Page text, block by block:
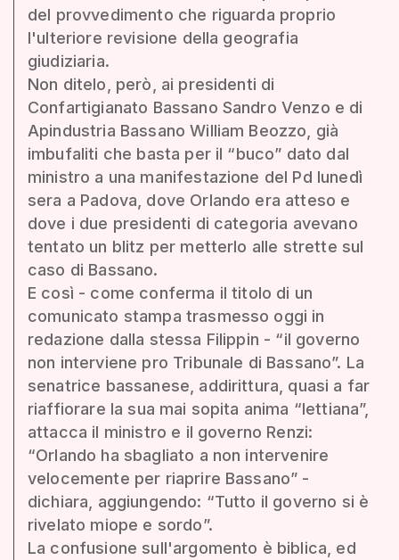
del provvedimento che riguarda proprio
l'ulteriore revisione della geografia
giudiziaria.
Non ditelo, però, ai presidenti di
Confartigianato Bassano Sandro Venzo e di
Apindustria Bassano William Beozzo, già
imbufaliti che basta per il “buco” dato dal
ministro a una manifestazione del Pd lunedì
sera a Padova, dove Orlando era atteso e
dove i due presidenti di categoria avevano
tentato un blitz per metterlo alle strette sul
caso di Bassano.
E così - come conferma il titolo di un
comunicato stampa trasmesso oggi in
redazione dalla stessa Filippin - “il governo
non interviene pro Tribunale di Bassano”. La
senatrice bassanese, addirittura, quasi a far
riaffiorare la sua mai sopita anima “lettiana”,
attacca il ministro e il governo Renzi:
“Orlando ha sbagliato a non intervenire
velocemente per riaprire Bassano” -
dichiara, aggiungendo: “Tutto il governo si è
rivelato miope e sordo”.
La confusione sull'argomento è biblica, ed